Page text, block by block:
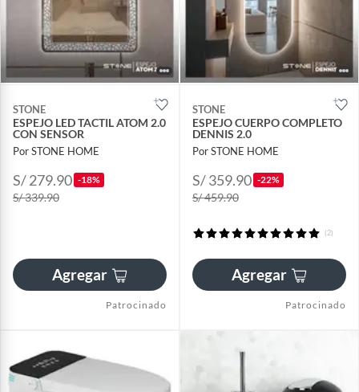
STONE
ESPEJO LED TACTIL ATOM 2.0
CON SENSOR
Por STONE HOME
S/ 279.90 -18%
S/ 339.90
Agregar
Patrocinado
STONE
ESPEJO CUERPO COMPLETO
DENNIS 2.0
Por STONE HOME
S/ 359.90 -22%
S/ 459.90
(2)
Agregar
Patrocinado